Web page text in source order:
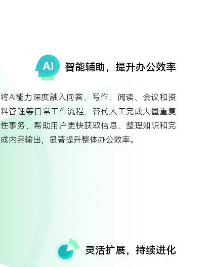
智能辅助，提升办公效率
将AI能力深度融入问答、写作、阅读、会议和资
料管理等日常工作流程，替代人工完成大量重复
性事务，帮助用户更快获取信息、整理知识和完
成内容输出，显著提升整体办公效率。
灵活扩展，持续进化